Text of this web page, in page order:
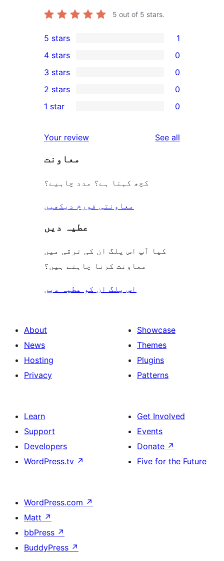
5 out of 5 stars.
1
5-
star
review
5 stars 1
4-
star
reviews
4 stars 0
0
3-
star
3 stars 0
2-
reviews
2 stars 0
star
reviews
1 star 0
Your review See all
معاونت
کچھ کہنا ہے؟ مدد چاہیے؟
معاونتی فورم دیکھیں
عطیہ دیں
کیا آپ اس پلگ ان کی ترقی میں
معاونت کرنا چاہتے ہیں؟
اس پلگ ان کو عطیہ دیں
About
News
Hosting
Privacy
Showcase
Themes
Plugins
Patterns
Learn
Support
Developers
WordPress.tv ↗
Get Involved
Events
Donate ↗
Five for the Future
WordPress.com ↗
Matt ↗
bbPress ↗
BuddyPress ↗